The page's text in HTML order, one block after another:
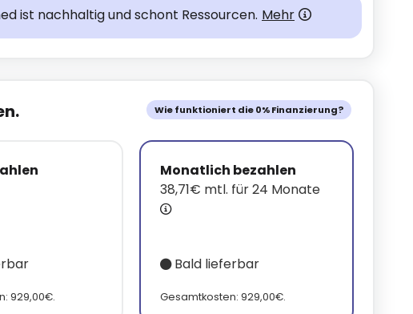
ist nachhaltig und schont Ressourcen. Mehr
Wie funktioniert die 0% Finanzierung?
929,00€.
Monatlich bezahlen
38,71€ mtl. für 24 Monate
Bald lieferbar
Gesamtkosten: 929,00€.